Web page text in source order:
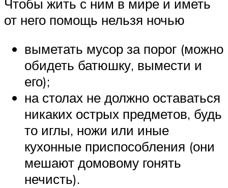
Чтобы жить с ним в мире и иметь
от него помощь нельзя ночью
выметать мусор за порог (можно
обидеть батюшку, вымести и
его);
на столах не должно оставаться
никаких острых предметов, будь
то иглы, ножи или иные
кухонные приспособления (они
мешают домовому гонять
нечисть).